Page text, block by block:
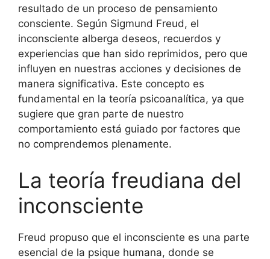
resultado de un proceso de pensamiento
consciente. Según Sigmund Freud, el
inconsciente alberga deseos, recuerdos y
experiencias que han sido reprimidos, pero que
influyen en nuestras acciones y decisiones de
manera significativa. Este concepto es
fundamental en la teoría psicoanalítica, ya que
sugiere que gran parte de nuestro
comportamiento está guiado por factores que
no comprendemos plenamente.
La teoría freudiana del
inconsciente
Freud propuso que el inconsciente es una parte
esencial de la psique humana, donde se